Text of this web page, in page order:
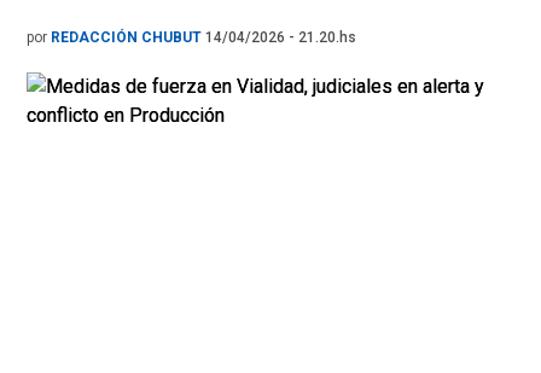
por REDACCIÓN CHUBUT 14/04/2026 - 21.20.hs